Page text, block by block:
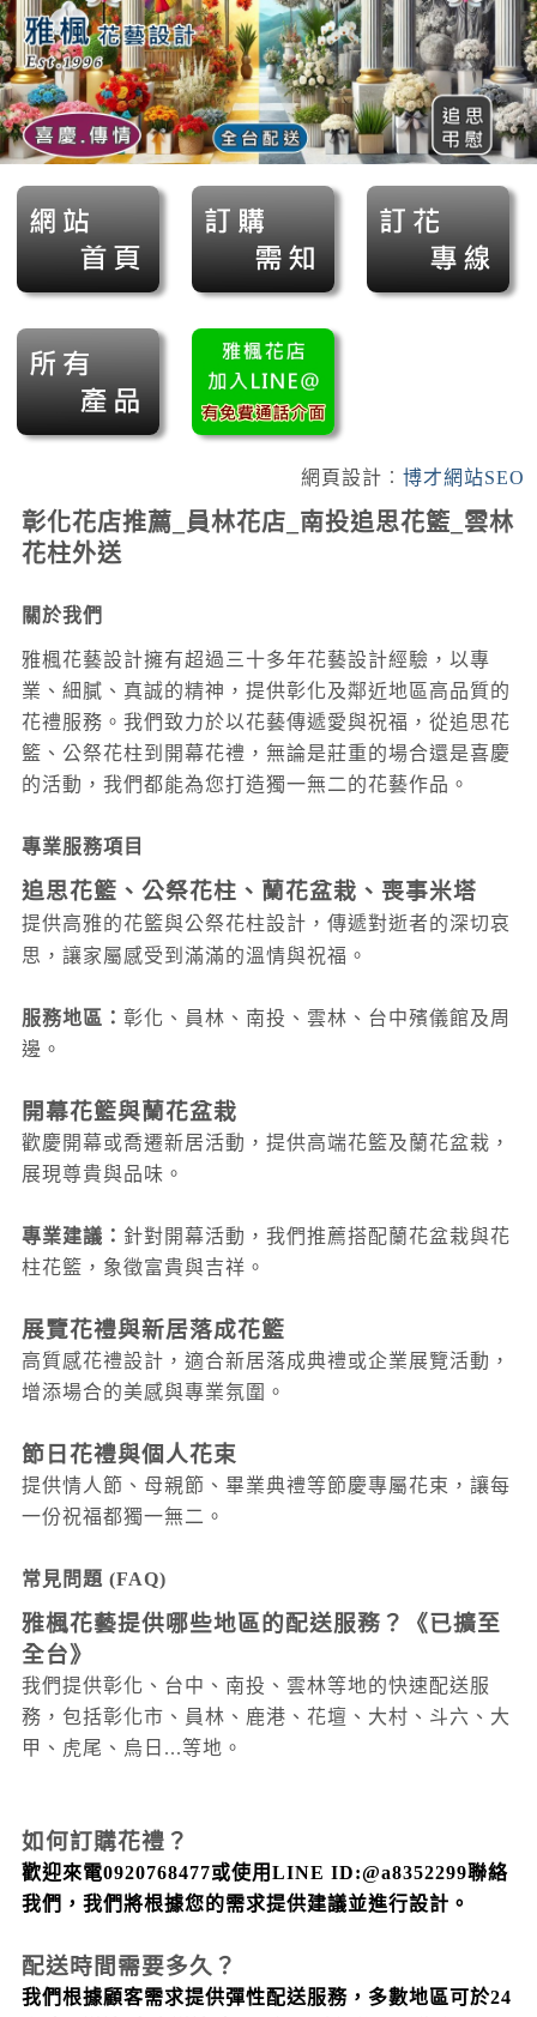
網頁設計︰ 博才網站SEO
彰化花店推薦_員林花店_南投追思花籃_雲林
花柱外送
關於我們
雅楓花藝設計擁有超過三十多年花藝設計經驗，以專
業、細膩、真誠的精神，提供彰化及鄰近地區高品質的
花禮服務。我們致力於以花藝傳遞愛與祝福，從追思花
籃、公祭花柱到開幕花禮，無論是莊重的場合還是喜慶
的活動，我們都能為您打造獨一無二的花藝作品。
專業服務項目
追思花籃、公祭花柱、蘭花盆栽、喪事米塔
提供高雅的花籃與公祭花柱設計，傳遞對逝者的深切哀
思，讓家屬感受到滿滿的溫情與祝福。
服務地區： 彰化、員林、南投 、雲林 、台中殯儀館及周
邊。
開幕花籃與蘭花盆栽
歡慶開幕或喬遷新居活動，提供高端花籃及蘭花盆栽，
展現尊貴與品味。
專業建議： 針對開幕活動，我們推薦搭配蘭花盆栽與花
柱花籃，象徵富貴與吉祥。
展覽花禮與新居落成花籃
高質感花禮設計，適合新居落成典禮或企業展覽活動，
增添場合的美感與專業氛圍。
節日花禮與個人花束
提供情人節、母親節、畢業典禮等節慶專屬花束，讓每
一份祝福都獨一無二。
常見問題 (FAQ)
雅楓花藝提供哪些地區的配送服務？
《已擴至
全台》
我們提供彰化、台中、南投、雲林等地的快速配送服
務，包括彰化市、員林、鹿港、花壇、大村 、斗六 、大
甲 、虎尾 、烏日...等地。
如何訂購花禮？
歡迎來電0920768477或使用LINE ID:@a8352299聯絡
我們，我們將根據您的需求提供建議並進行設計。
配送時間需要多久？
我們根據顧客需求提供彈性配送服務，多數地區可於24